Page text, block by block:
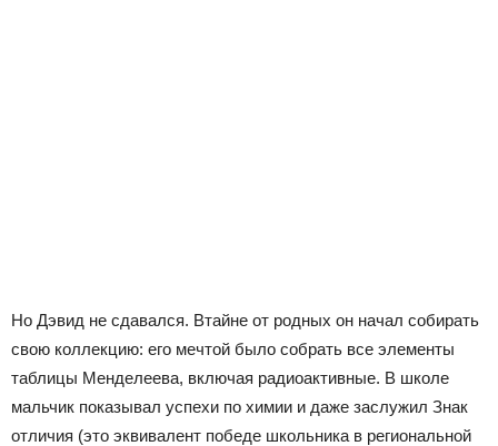
Но Дэвид не сдавался. Втайне от родных он начал собирать
свою коллекцию: его мечтой было собрать все элементы
таблицы Менделеева, включая радиоактивные. В школе
мальчик показывал успехи по химии и даже заслужил Знак
отличия (это эквивалент победе школьника в региональной